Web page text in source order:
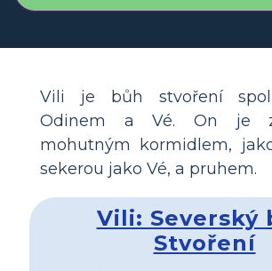
Vili je bůh stvoření
Odinem a Vé. On je
mohutným kormidlem,
sekerou jako Vé, a pruhem.
Vili: Severský
Stvoření